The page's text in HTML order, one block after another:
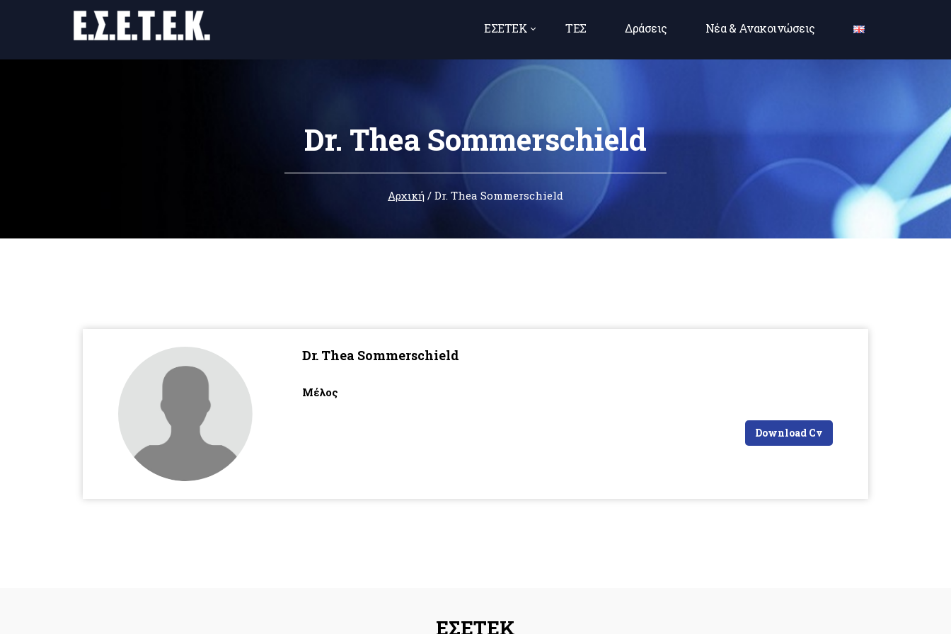
ΕΣΕΤΕΚ ΤΕΣ Δράσεις Νέα & Ανακοινώσεις
Dr. Thea Sommerschield
Αρχική / Dr. Thea Sommerschield
Dr. Thea Sommerschield
Μέλος
Download Cv
ΕΣΕΤΕΚ